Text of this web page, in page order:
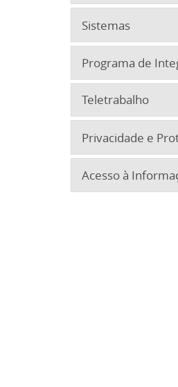
Sistemas
Programa de
Teletrabalho
Privacidade e
Acesso à